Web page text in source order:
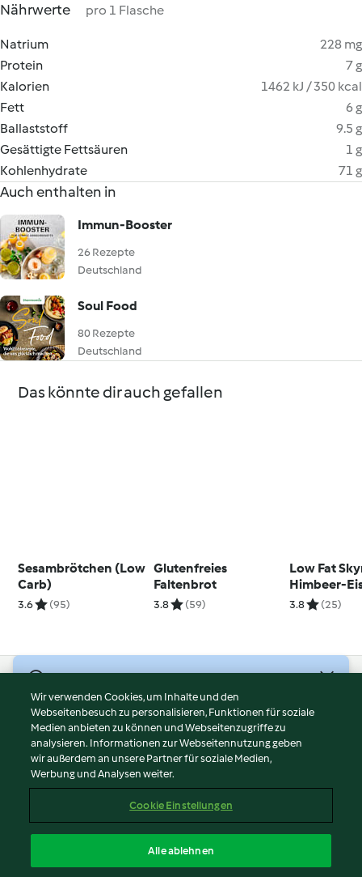
Nährwerte pro 1 Flasche
Natrium
228 mg
Protein
7 g
Kalorien
1462 kJ / 350 kcal
Fett
6 g
Ballaststoff
9.5 g
Gesättigte Fettsäuren
1 g
Kohlenhydrate
71 g
Auch enthalten in
Immun-Booster
26 Rezepte
Deutschland
Soul Food
80 Rezepte
Deutschland
Das könnte dir auch gefallen
Sesambrötchen (Low
Carb)
3.6 (95)
Glutenfreies
Faltenbrot
3.8 (59)
Low Fat
Himbeer-
3.8 (25)
Nutzungsbedingungen
Datenschutzrichtlinien
Disclaimer
Impressum
Inhalt melden
Erklärung zur Barrierefreiheit
Wir verwenden Cookies, um Inhalte und den
Webseitenbesuch zu personalisieren, Funktionen für soziale
Medien anbieten zu können und Webseitenzugriffe zu
analysieren. Informationen zur Webseitennutzung geben
wir außerdem an unsere Partner für soziale Medien,
Werbung und Analysen weiter.
Cookie Einstellungen
Alle ablehnen